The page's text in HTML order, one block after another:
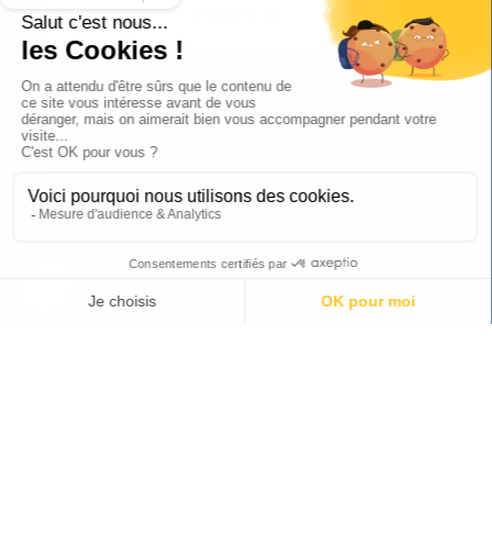
Documents téléchargeables
Espace Presse
Suivez-nous !